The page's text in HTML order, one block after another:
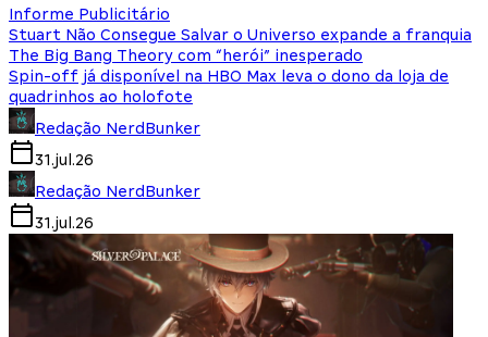
Informe Publicitário
Stuart Não Consegue Salvar o Universo expande a franquia
The Big Bang Theory com “herói” inesperado
Spin-off já disponível na HBO Max leva o dono da loja de
quadrinhos ao holofote
Redação NerdBunker
31.jul.26
Redação NerdBunker
31.jul.26